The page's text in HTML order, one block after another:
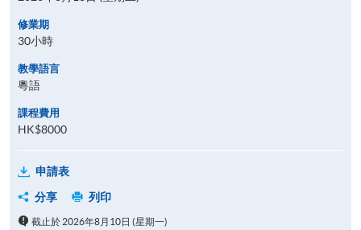
修業期
30小時
教學語言
粵語
課程費用
HK$8000
申請表
分享
列印
截止於 2026年8月10日 (星期一)